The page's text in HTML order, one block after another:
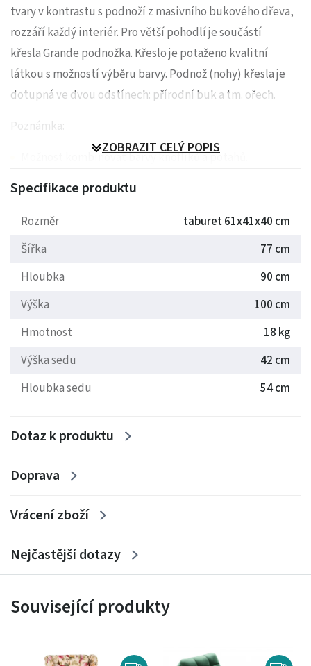
tvary v kontrastu s podnoží z masivního bukového dřeva,
rozzáří každý interiér. Pro větší pohodlí je součástí
křesla Grande podnožka. Křeslo je potaženo kvalitní
látkou s možností výběru barvy. Podnož (nohy) křesla je
dotupná ve dvou odstínech: přírodní buk a tm. ořech.
Poznámka:
Možnost kombinovat barvy knoflíků a potahů.
ZOBRAZIT CELÝ POPIS
Specifikace produktu
Rozměr
taburet 61x41x40 cm
Šířka
77 cm
Hloubka
90 cm
Výška
100 cm
Hmotnost
18 kg
Výška sedu
42 cm
Hloubka sedu
54 cm
Dotaz k produktu
Doprava
Vrácení zboží
Nejčastější dotazy
Související produkty